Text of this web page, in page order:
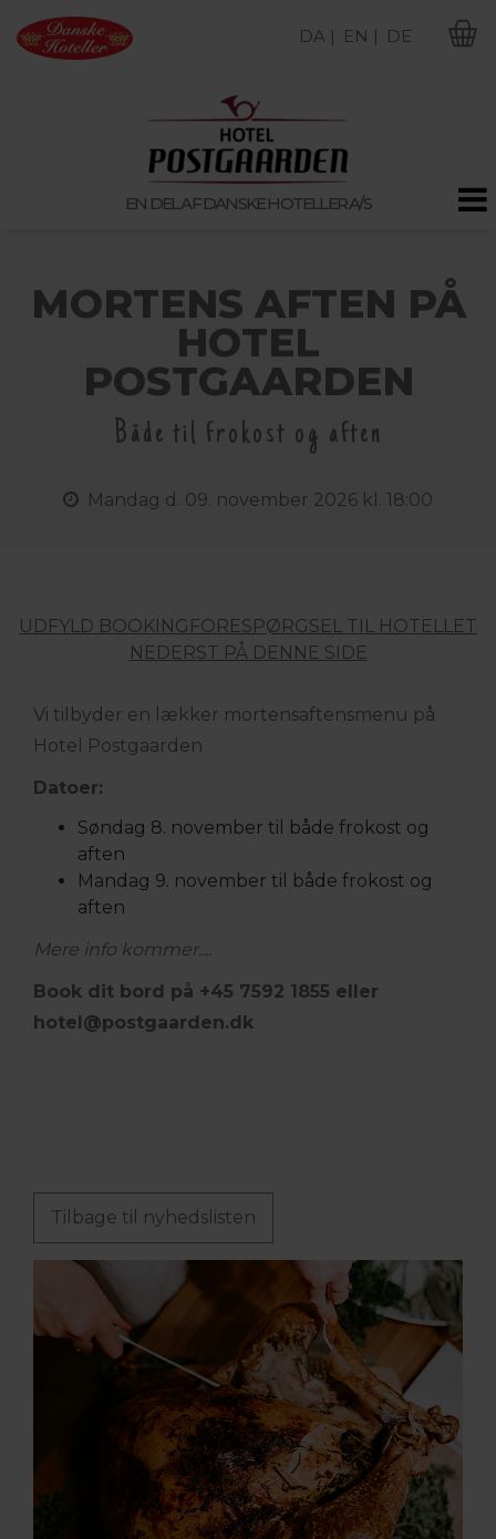
EN DEL AF DANSKE HOTELLER A/S
DA | EN | DE
MORTENS AFTEN PÅ
HOTEL
POSTGAARDEN
Både til frokost og aften
Mandag d. 09. november 2026 kl. 18:00
UDFYLD BOOKINGFORESPØRGSEL TIL HOTELLET
NEDERST PÅ DENNE SIDE
Vi tilbyder en lækker mortensaftensmenu på
Hotel Postgaarden
Datoer:
Søndag 8. november til både frokost og
aften
Mandag 9. november til både frokost og
aften
Mere info kommer....
Book dit bord på +45 7592 1855 eller
hotel@postgaarden.dk
Tilbage til nyhedslisten